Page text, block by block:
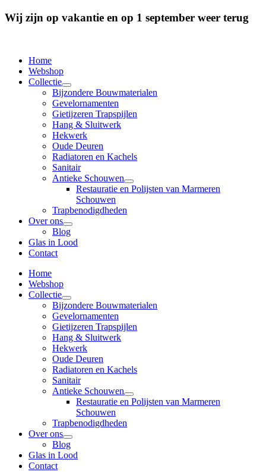
Wij zijn op vakantie en op 1 september weer terug
Home
Webshop
Collectie
Bijzondere Bouwmaterialen
Gevelornamenten
Gietijzeren Trapspijlen
Hang & Sluitwerk
Hekwerk
Oude Deuren
Radiatoren en Kachels
Sanitair
Antieke Schouwen
Restauratie en Polijsten van Marmeren
Schouwen
Trapbenodigdheden
Over ons
Blog
Glas in Lood
Contact
Home
Webshop
Collectie
Bijzondere Bouwmaterialen
Gevelornamenten
Gietijzeren Trapspijlen
Hang & Sluitwerk
Hekwerk
Oude Deuren
Radiatoren en Kachels
Sanitair
Antieke Schouwen
Restauratie en Polijsten van Marmeren
Schouwen
Trapbenodigdheden
Over ons
Blog
Glas in Lood
Contact